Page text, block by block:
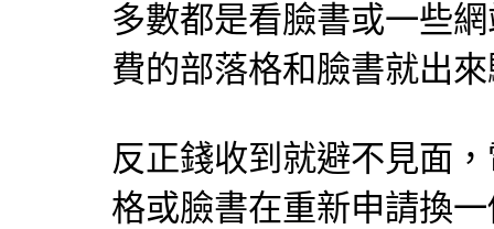
多數都是看臉書或一些
費的部落格和臉書就出
反正錢收到就避不見面
格或臉書在重新申請換